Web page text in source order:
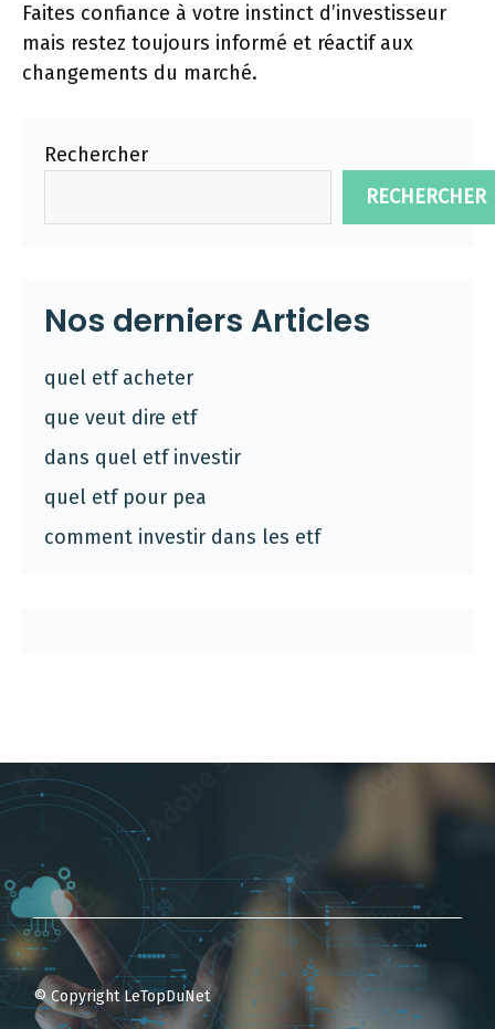
Faites confiance à votre instinct d’investisseur
mais restez toujours informé et réactif aux
changements du marché.
Rechercher
RECHERCHER
Nos derniers Articles
quel etf acheter
que veut dire etf
dans quel etf investir
quel etf pour pea
comment investir dans les etf
© Copyright LeTopDuNet